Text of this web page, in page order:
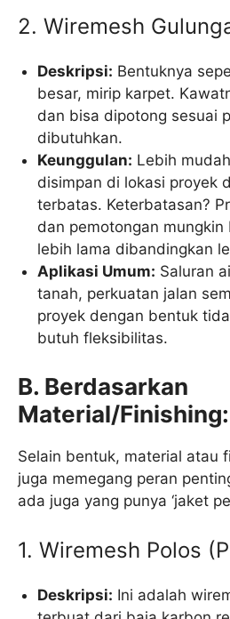
2. Wiremesh
Deskripsi: Bentuknya
besar, mirip karpet.
dan bisa dipotong sesuai
dibutuhkan.
Keunggulan: Lebih
disimpan di lokasi proyek
terbatas. Keterbatasan?
dan pemotongan
lebih lama dibandingkan
Aplikasi Umum: Saluran
tanah, perkuatan jalan
proyek dengan bentuk
butuh fleksibilitas.
B. Berdasarkan
Material/Finishing:
Selain bentuk, material atau
juga memegang peran
ada juga yang punya ‘jaket
1. Wiremesh Polos
Deskripsi: Ini adalah